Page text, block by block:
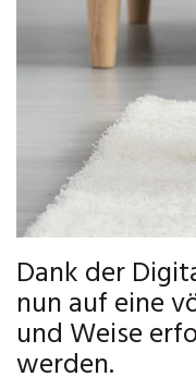
Dank der
nun auf eine
und Weise
werden.